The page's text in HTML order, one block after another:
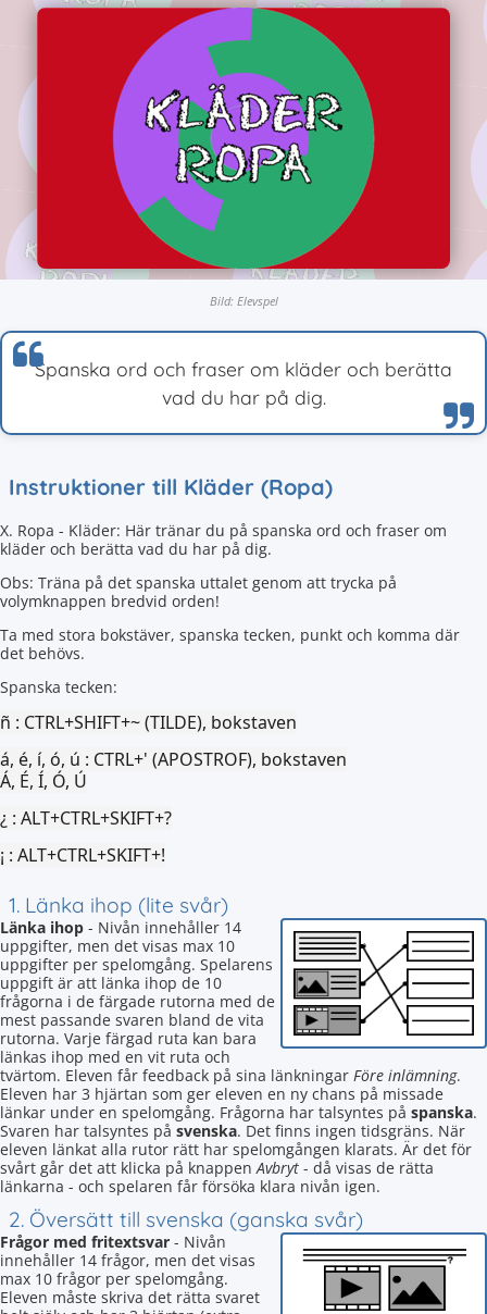
Bild: Elevspel
Spanska ord och fraser om kläder och berätta
vad du har på dig.
Instruktioner till Kläder (Ropa)
X. Ropa - Kläder: Här tränar du på spanska ord och fraser om
kläder och berätta vad du har på dig.
Obs: Träna på det spanska uttalet genom att trycka på
volymknappen bredvid orden!
Ta med stora bokstäver, spanska tecken, punkt och komma där
det behövs.
Spanska tecken:
ñ : CTRL+SHIFT+~ (TILDE), bokstaven
á, é, í, ó, ú : CTRL+' (APOSTROF), bokstaven
Á, É, Í, Ó, Ú
¿ : ALT+CTRL+SKIFT+?
¡ : ALT+CTRL+SKIFT+!
1. Länka ihop (lite svår)
Länka ihop - Nivån innehåller 14
uppgifter, men det visas max 10
uppgifter per spelomgång. Spelarens
uppgift är att länka ihop de 10
frågorna i de färgade rutorna med de
mest passande svaren bland de vita
rutorna. Varje färgad ruta kan bara
länkas ihop med en vit ruta och
tvärtom. Eleven får feedback på sina länkningar Före inlämning.
Eleven har 3 hjärtan som ger eleven en ny chans på missade
länkar under en spelomgång. Frågorna har talsyntes på spanska.
Svaren har talsyntes på svenska. Det finns ingen tidsgräns. När
eleven länkat alla rutor rätt har spelomgången klarats. Är det för
svårt går det att klicka på knappenAvbryt - då visas de rätta
länkarna - och spelaren får försöka klara nivån igen.
2. Översätt till svenska (ganska svår)
Frågor med fritextsvar - Nivån
innehåller 14 frågor, men det visas
max 10 frågor per spelomgång.
Eleven måste skriva det rätta svaret